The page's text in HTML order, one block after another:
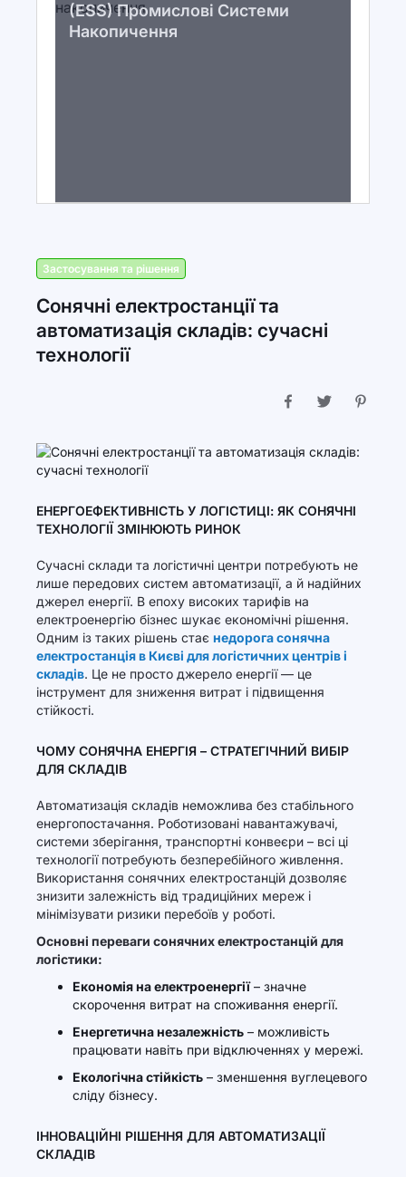
(ESS) Промислові Системи
Накопичення
Застосування та рішення
Сонячні електростанції та
автоматизація складів: сучасні
технології
ЕНЕРГОЕФЕКТИВНІСТЬ У ЛОГІСТИЦІ: ЯК СОНЯЧНІ
ТЕХНОЛОГІЇ ЗМІНЮЮТЬ РИНОК
Сучасні склади та логістичні центри потребують не
лише передових систем автоматизації, а й надійних
джерел енергії. В епоху високих тарифів на
електроенергію бізнес шукає економічні рішення.
Одним із таких рішень стає недорога сонячна
електростанція в Києві для логістичних центрів і
складів. Це не просто джерело енергії — це
інструмент для зниження витрат і підвищення
стійкості.
ЧОМУ СОНЯЧНА ЕНЕРГІЯ – СТРАТЕГІЧНИЙ ВИБІР
ДЛЯ СКЛАДІВ
Автоматизація складів неможлива без стабільного
енергопостачання. Роботизовані навантажувачі,
системи зберігання, транспортні конвеєри – всі ці
технології потребують безперебійного живлення.
Використання сонячних електростанцій дозволяє
знизити залежність від традиційних мереж і
мінімізувати ризики перебоїв у роботі.
Основні переваги сонячних електростанцій для
логістики:
Економія на електроенергії– значне
скорочення витрат на споживання енергії.
Енергетична незалежність – можливість
працювати навіть при відключеннях у мережі.
Екологічна стійкість – зменшення вуглецевого
сліду бізнесу.
ІННОВАЦІЙНІ РІШЕННЯ ДЛЯ АВТОМАТИЗАЦІЇ
СКЛАДІВ